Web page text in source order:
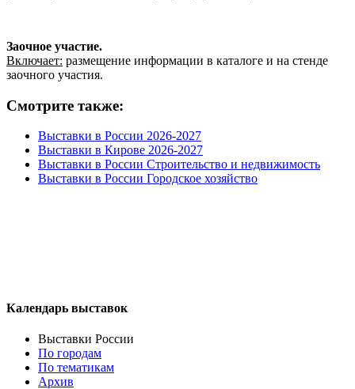
Заочное участие.
Включает: размещение информации в каталоге и на стенде
заочного участия.
Смотрите также:
Выставки в России 2026-2027
Выставки в Кирове 2026-2027
Выставки в России Строительство и недвижимость
Выставки в России Городское хозяйство
Календарь выставок
Выставки России
По городам
По тематикам
Архив